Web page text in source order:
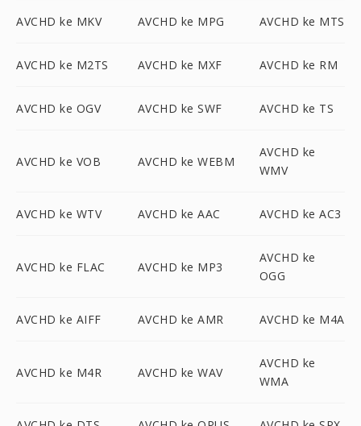
AVCHD ke MKV AVCHD ke MPG AVCHD ke MTS
AVCHD ke M2TS AVCHD ke MXF AVCHD ke RM
AVCHD ke OGV AVCHD ke SWF AVCHD ke TS
AVCHD ke VOB AVCHD ke WEBM
AVCHD ke
WMV
AVCHD ke WTV AVCHD ke AAC AVCHD ke AC3
AVCHD ke FLAC AVCHD ke MP3
AVCHD ke
OGG
AVCHD ke AIFF AVCHD ke AMR AVCHD ke M4A
AVCHD ke M4R AVCHD ke WAV
AVCHD ke
WMA